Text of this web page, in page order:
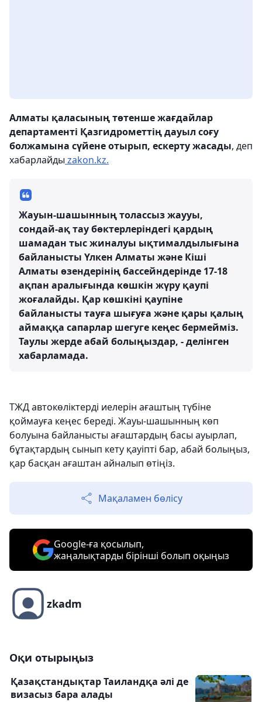
Алматы қаласының төтенше жағдайлар
департаменті Қазгидрометтің дауыл соғу
болжамына сүйене отырып, ескерту жасады, деп
хабарлайды zakon.kz.
Жауын-шашынның толассыз жаууы,
сондай-ақ тау бөктерлеріндегі қардың
шамадан тыс жиналуы ықтималдылығына
байланысты Үлкен Алматы және Кіші
Алматы өзендерінің бассейндерінде 17-18
ақпан аралығында көшкін жүру қаупі
жоғалайды. Қар көшкіні қаупіне
байланысты тауға шығуға және қары қалың
аймаққа сапарлар шегуге кеңес бермейміз.
Таулы жерде абай болыңыздар, - делінген
хабарламада.
ТЖД автокөліктерді иелерін ағаштың түбіне
қоймауға кеңес береді. Жауы-шашынның көп
болуына байланысты ағаштардың басы ауырлап,
бұтақтардың сынып кету қауіпті бар, абай болыңыз,
қар басқан ағаштан айналып өтіңіз.
Мақаламен бөлісу
Google-ға қосылып,
жаңалықтарды бірінші болып оқыңыз
zkadm
Оқи отырыңыз
Қазақстандықтар Таиландқа әлі де
визасыз бара алады